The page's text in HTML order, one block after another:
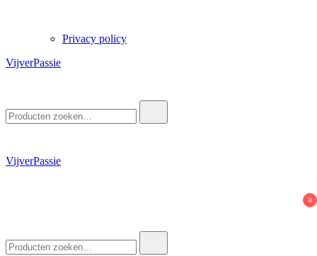
Privacy policy
VijverPassie
naar:
VijverPassie
0
naar: